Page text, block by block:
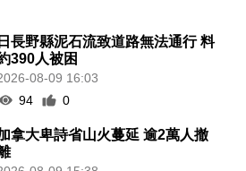
日長野縣泥石流致道路無法通行 料
390人被困
08-09 16:03
94
0
拿大卑詩省山火蔓延 逾2萬人撤